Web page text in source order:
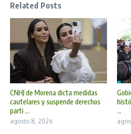
Related Posts
CNHJ de Morena dicta medidas
cautelares y suspende derechos
parti ...
agosto 8, 2026
...